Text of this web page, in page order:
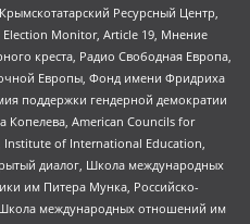
Ресурсный Центр,
Monitor, Article 19, Мнение
креста, Радио Свободная Европа,
Европы, Фонд имени Фридриха
поддержки гендерной демократии
American Councils for
Institute of International Education,
диалог, Школа международных
им Питера Мунка, Российско-
международных отношений им